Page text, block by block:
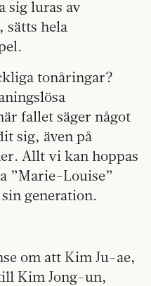
sig luras av
sätts hela
tonåringar?
fallet säger något
sig, även på
Allt vi kan hoppas
”Marie-Louise”
generation.
om att Kim Ju-ae,
Kim Jong-un,